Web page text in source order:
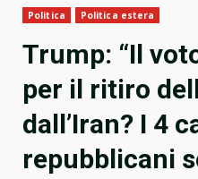
Politica Politica estera
Trump: “Il
per il ritiro
dall’Iran? I 4
repubblicani